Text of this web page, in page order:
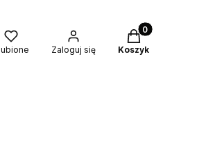
Zaloguj się
Produkty w
Koszyk